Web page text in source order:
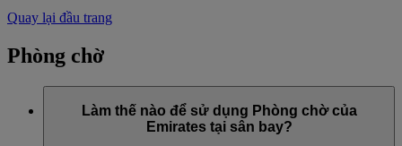
Quay lại đầu trang
Phòng chờ
Làm thế nào để sử dụng Phòng chờ của
Emirates tại sân bay?